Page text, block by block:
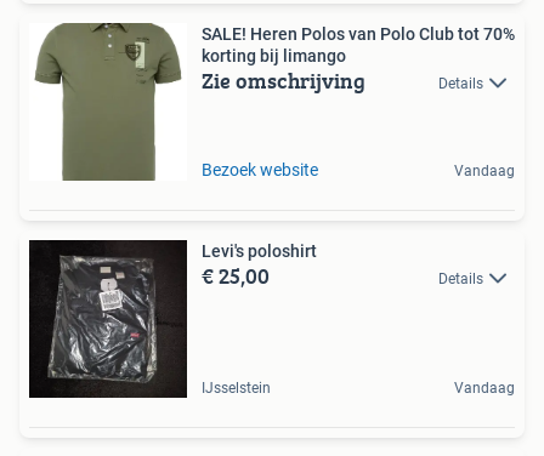
SALE! Heren Polos van Polo Club tot 70%
korting bij limango
Zie omschrijving Details
Bezoek website Vandaag
Levi's poloshirt
€ 25,00 Details
IJsselstein Vandaag